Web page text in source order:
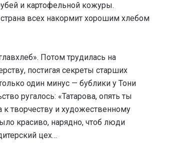
и картофельной кожуры.
всех накормит хорошим хлебом
Потом трудилась на
постигая секреты старших
один минус — бублики у Тони
ругалось: «Татарова, опять ты
творчеству и художественному
красиво, нарядно, чтоб люди
цех…